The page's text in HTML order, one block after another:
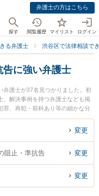
弁護士の方はこちら
探す 閲覧履歴 マイリスト ログイン
る弁護士 渋谷区で法律相談で
告に強い弁護士
弁護士が37名見つかりました。初
、解決事例を持つ弁護士なども掲
罪、再犯・前科あり等の細かな分
イトフォース法律事務所の荒木 謙
洋弁護士、ミカタ弁護士法人 東
勾留の準抗告のトラブル解決の実
相談無料で逮捕・勾留の準抗告を
したい』などでお困りの相談者さ
変更
阻止・準抗告 変更
変更